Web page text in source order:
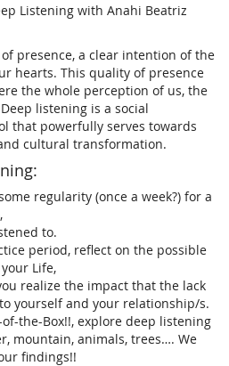
Listening with Anahi Beatriz
presence, a clear intention of the
hearts. This quality of presence
the whole perception of us, the
listening is a social
that powerfully serves towards
cultural transformation.
regularity (once a week?) for a
to.
period, reflect on the possible
Life,
realize the impact that the lack
yourself and your relationship/s.
the-Box!!, explore deep listening
mountain, animals, trees…. We
findings!!